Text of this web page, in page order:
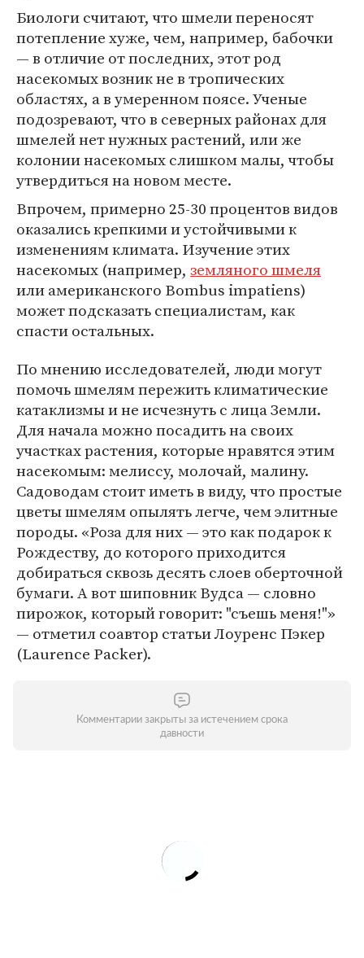
Биологи считают, что шмели переносят
потепление хуже, чем, например, бабочки
— в отличие от последних, этот род
насекомых возник не в тропических
областях, а в умеренном поясе. Ученые
подозревают, что в северных районах для
шмелей нет нужных растений, или же
колонии насекомых слишком малы, чтобы
утвердиться на новом месте.
Впрочем, примерно 25-30 процентов видов
оказались крепкими и устойчивыми к
изменениям климата. Изучение этих
насекомых (например, земляного шмеля
или американского Bombus impatiens)
может подсказать специалистам, как
спасти остальных.
По мнению исследователей, люди могут
помочь шмелям пережить климатические
катаклизмы и не исчезнуть с лица Земли.
Для начала можно посадить на своих
участках растения, которые нравятся этим
насекомым: мелиссу, молочай, малину.
Садоводам стоит иметь в виду, что простые
цветы шмелям опылять легче, чем элитные
породы. «Роза для них — это как подарок к
Рождеству, до которого приходится
добираться сквозь десять слоев оберточной
бумаги. А вот шиповник Вудса — словно
пирожок, который говорит: "съешь меня!"»
— отметил соавтор статьи Лоуренс Пэкер
(Laurence Packer).
Комментарии закрыты за истечением срока
давности